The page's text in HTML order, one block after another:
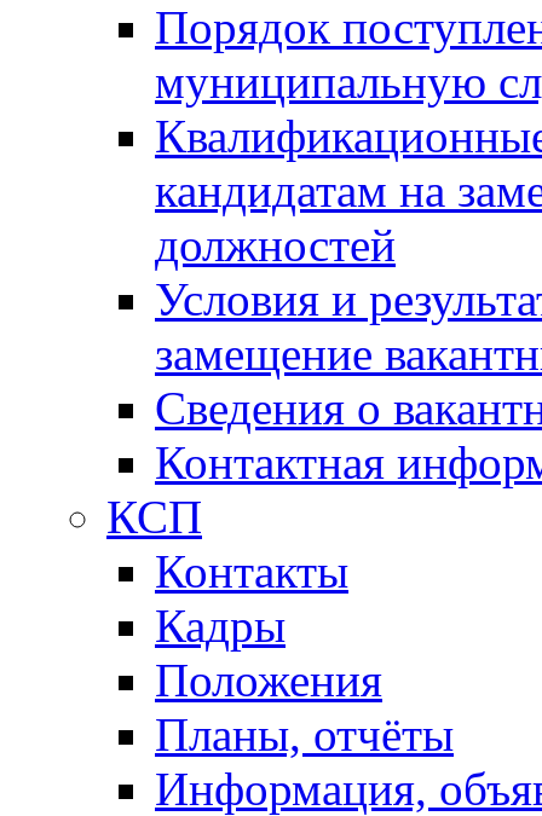
Порядок
муниципальную
кандидатам на
должностей
Условия и
замещение
Сведения о
Контактная
КСП
Контакты
Кадры
Положения
Планы, отчёты
Информация,